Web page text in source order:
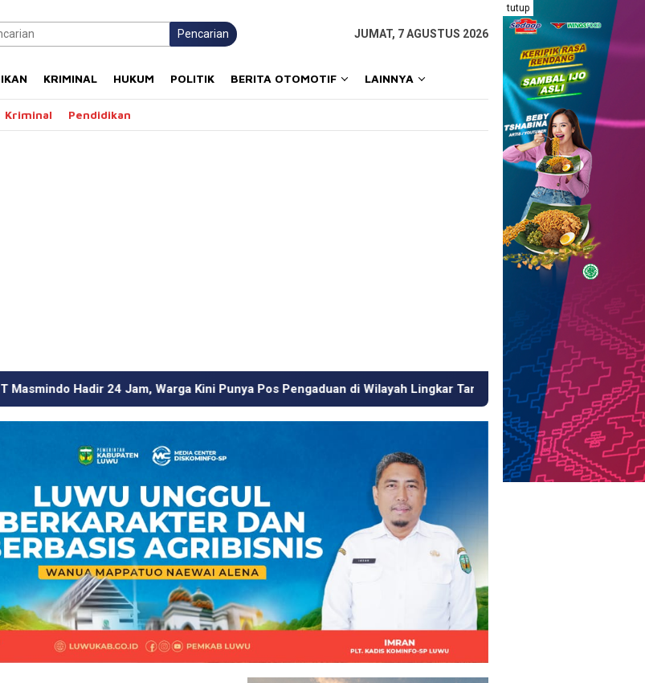
tutup
Pencarian JUMAT, 7 AGUSTUS 2026
KRIMINAL HUKUM POLITIK BERITA OTOMOTIF LAINNYA
Kriminal Pendidikan
Kini Punya Pos Pengaduan di Wilayah Lingkar Tambang Respons Cepat KJM PT MDA, Pipa Bocor